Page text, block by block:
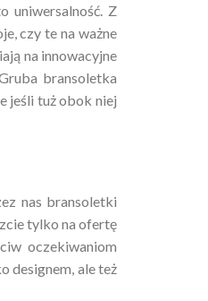
uniwersalność. Z
czy te na ważne
na innowacyjne
bransoletka
jeśli tuż obok niej
nas bransoletki
tylko na ofertę
oczekiwaniom
designem, ale też